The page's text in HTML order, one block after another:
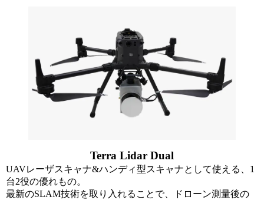
Terra Lidar Dual
UAVレーザスキャナ&ハンディ型スキャナとして使える、1
台2役の優れもの。
最新のSLAM技術を取り入れることで、ドローン測量後の